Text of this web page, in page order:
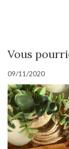
Vous
09/11/2020